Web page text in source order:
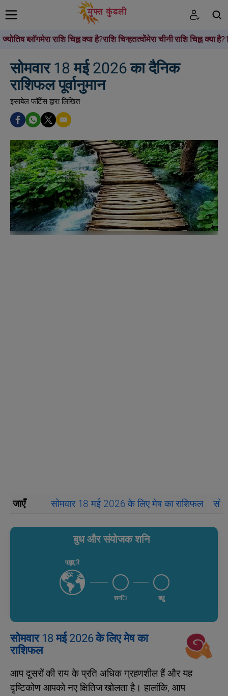
ज्योतिष ब्लॉगमेरा राशि चिह्न क्या है?राशि चिन्हतत्वोंमेरा चीनी राशि चिह्न क्या है?
खोजें
सोमवार 18 मई 2026 का दैनिक
राशिफल पूर्वानुमान
इसाबेल फॉर्टेस द्वारा लिखित
जाएँ सोमवार 18 मई 2026 के लिए मेष का राशिफल
बुध और संयोजक शनि
पृथ्वी
शनि बुध
सोमवार 18 मई 2026 के लिए मेष का
राशिफल
आप दूसरों की राय के प्रति अधिक ग्रहणशील हैं और यह
दृष्टिकोण आपको नए क्षितिज खोलता है। हालांकि, आप